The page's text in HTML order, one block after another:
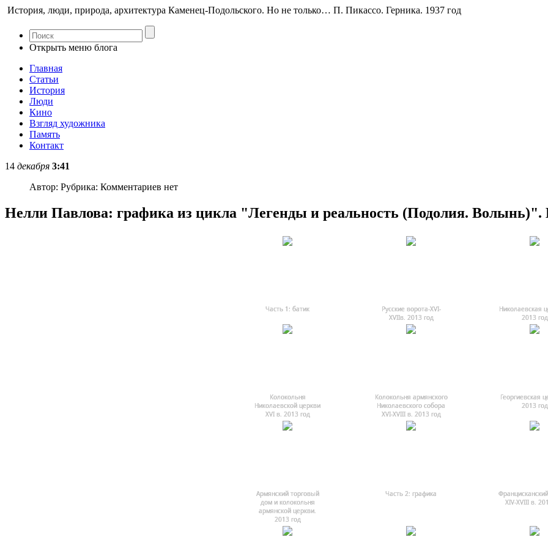
История, люди, природа, архитектура Каменец-Подольского. Но не только… П. Пикассо. Герника. 1937 год
Открыть меню блога
Главная
Статьи
История
Люди
Кино
Взгляд художника
Память
Контакт
14 декабря 3:41
Автор: Рубрика: Комментариев нет
Нелли Павлова: графика из цикла "Легенды и реальность (Подолия. Волынь)".
Часть 1: батик
Русские ворота-ХVI-
ХVIIв. 2013 год
Николаевская
2013 год
Колокольня
Николаевской церкви
ХVI в. 2013 год
Колокольня армянского
Николаевского собора
ХVI-ХVIII в. 2013 год
Георгиевская
2013 год
Армянский торговый
дом и колокольня
армянской церкви.
2013 год
Часть 2: графика
ХIV-ХVIII в.